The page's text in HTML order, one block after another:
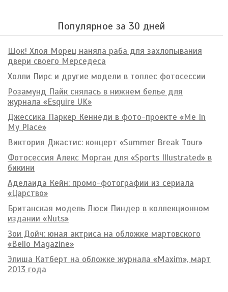
Популярное за 30 дней
Шок! Хлоя Морец наняла раба для захлопывания
двери своего Мерседеса
Холли Пирс и другие модели в топлес фотосессии
Розамунд Пайк снялась в нижнем белье для
журнала «Esquire UK»
Джессика Паркер Кеннеди в фото-проекте «Me In
My Place»
Виктория Джастис: концерт «Summer Break Tour»
Фотосессия Алекс Морган для «Sports Illustrated» в
бикини
Аделаида Кейн: промо-фотографии из сериала
«Царство»
Британская модель Люси Пиндер в коллекционном
издании «Nuts»
Зои Дойч: юная актриса на обложке мартовского
«Bello Magazine»
Элиша Катберт на обложке журнала «Maxim», март
2013 года